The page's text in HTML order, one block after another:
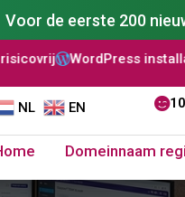
Voor de eerste 200
DNS Beheer
NL EN 
Domeinnaam